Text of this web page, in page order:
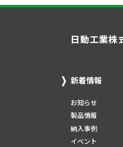
日動工業株
新着情報
お知らせ
製品情報
納入事例
イベント